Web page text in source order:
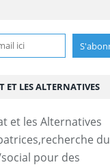
ET LES ALTERNATIVES
du
pour des